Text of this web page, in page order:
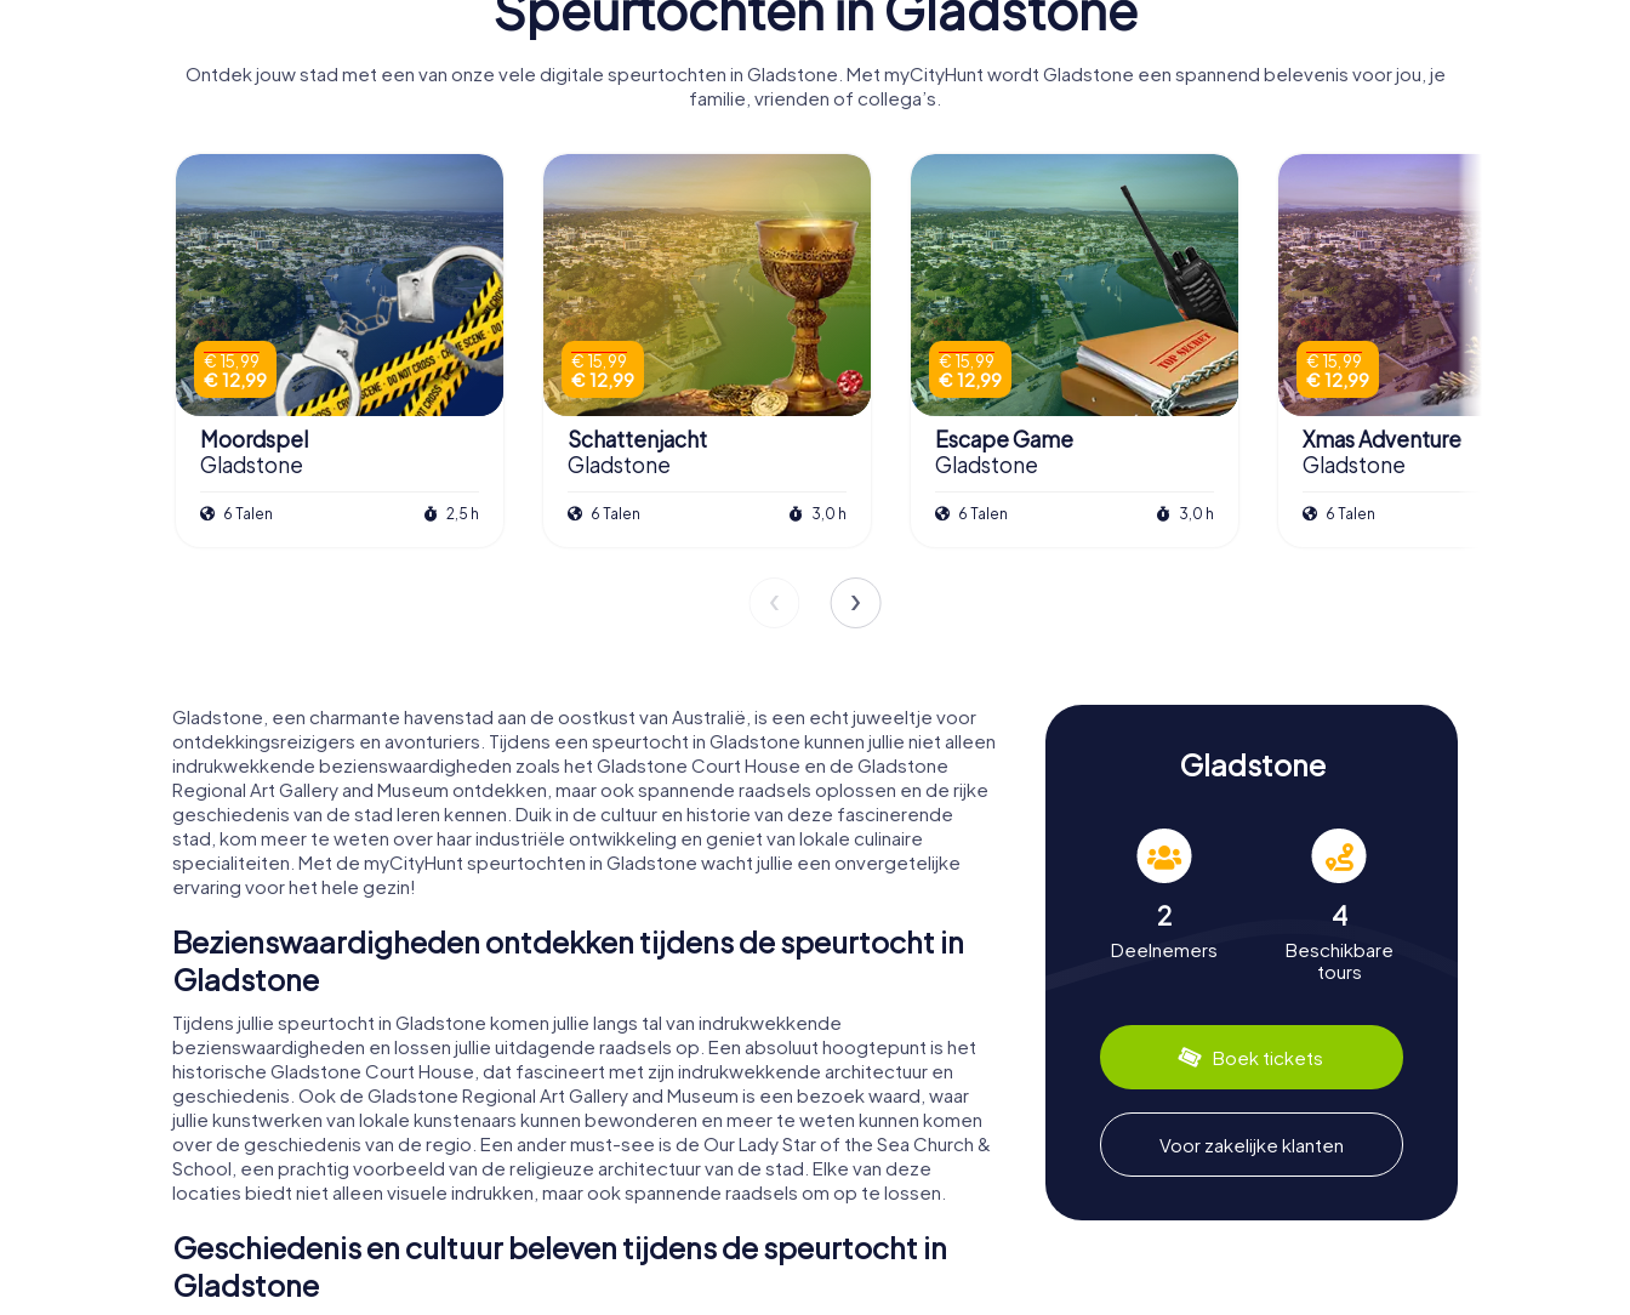
Ontdek jouw stad met een van onze vele digitale speurtochten in Gladstone. Met myCityHunt wordt Gladstone een spannend belevenis voor jou, je
familie, vrienden of collega’s.
€ 15,99
€ 12,99
Moordspel
Gladstone
6 Talen 2,5 h
€ 15,99
€ 12,99
Schattenjacht
Gladstone
6 Talen 3,0 h
€ 15,99
€ 12,99
Escape Game
Gladstone
6 Talen 3,0 h
€ 15,99
€ 12,99
Xmas Adventure
Gladstone
6 Talen
Gladstone, een charmante havenstad aan de oostkust van Australië, is een echt juweeltje voor
ontdekkingsreizigers en avonturiers. Tijdens een speurtocht in Gladstone kunnen jullie niet alleen
indrukwekkende bezienswaardigheden zoals het Gladstone Court House en de Gladstone
Regional Art Gallery and Museum ontdekken, maar ook spannende raadsels oplossen en de rijke
geschiedenis van de stad leren kennen. Duik in de cultuur en historie van deze fascinerende
stad, kom meer te weten over haar industriële ontwikkeling en geniet van lokale culinaire
specialiteiten. Met de myCityHunt speurtochten in Gladstone wacht jullie een onvergetelijke
ervaring voor het hele gezin!
Bezienswaardigheden ontdekken tijdens de speurtocht in
Gladstone
Tijdens jullie speurtocht in Gladstone komen jullie langs tal van indrukwekkende
bezienswaardigheden en lossen jullie uitdagende raadsels op. Een absoluut hoogtepunt is het
historische Gladstone Court House, dat fascineert met zijn indrukwekkende architectuur en
geschiedenis. Ook de Gladstone Regional Art Gallery and Museum is een bezoek waard, waar
jullie kunstwerken van lokale kunstenaars kunnen bewonderen en meer te weten kunnen komen
over de geschiedenis van de regio. Een ander must-see is de Our Lady Star of the Sea Church &
School, een prachtig voorbeeld van de religieuze architectuur van de stad. Elke van deze
locaties biedt niet alleen visuele indrukken, maar ook spannende raadsels om op te lossen.
Geschiedenis en cultuur beleven tijdens de speurtocht in
Gladstone
Gladstone
2
Deelnemers
4
Beschikbare
tours
Boek tickets
Voor zakelijke klanten